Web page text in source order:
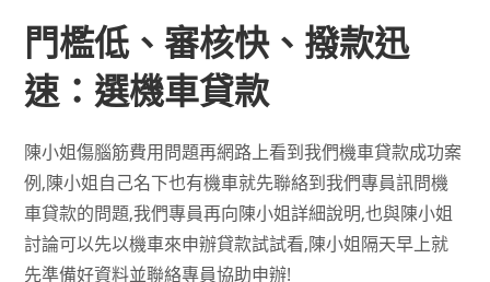
門檻低、審核快、撥款迅
速：選機車貸款
陳小姐傷腦筋費用問題再網路上看到我們機車貸款成功案
例,陳小姐自己名下也有機車就先聯絡到我們專員訊問機
車貸款的問題,我們專員再向陳小姐詳細說明,也與陳小姐
討論可以先以機車來申辦貸款試試看,陳小姐隔天早上就
先準備好資料並聯絡專員協助申辦!